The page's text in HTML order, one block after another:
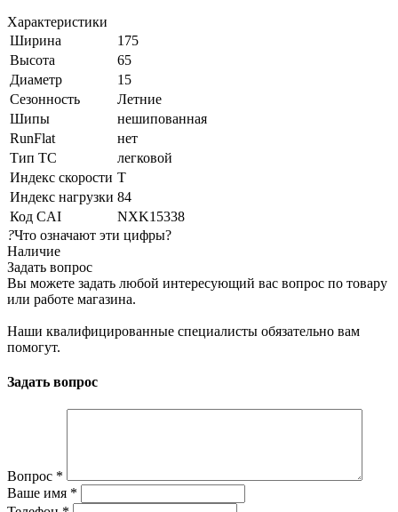
Характеристики
Ширина
175
Высота
65
Диаметр
15
Сезонность
Летние
Шипы
нешипованная
RunFlat
нет
Тип ТС
легковой
Индекс скорости T
Индекс нагрузки 84
Код CAI
NXK15338
?Что означают эти цифры?
Наличие
Задать вопрос
Вы можете задать любой интересующий вас вопрос по товару
или работе магазина.
Наши квалифицированные специалисты обязательно вам
помогут.
Задать вопрос
Вопрос *
Ваше имя *